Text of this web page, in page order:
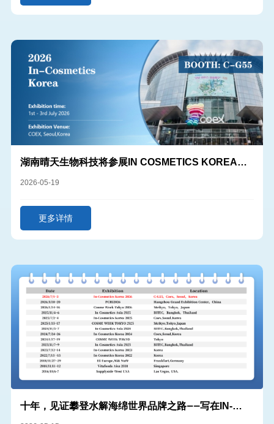
湖南晴天生物科技将参展IN COSMETICS KOREA
2026
2026-05-19
更多详情
十年，见证攀登水解海绵世界品牌之路——写在IN-
COSMETICS2026KOREA参会之际